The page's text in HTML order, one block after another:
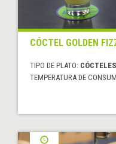
CÓCTEL GOLDEN
TIPO DE PLATO: CÓCTELES
TEMPERATURA DE